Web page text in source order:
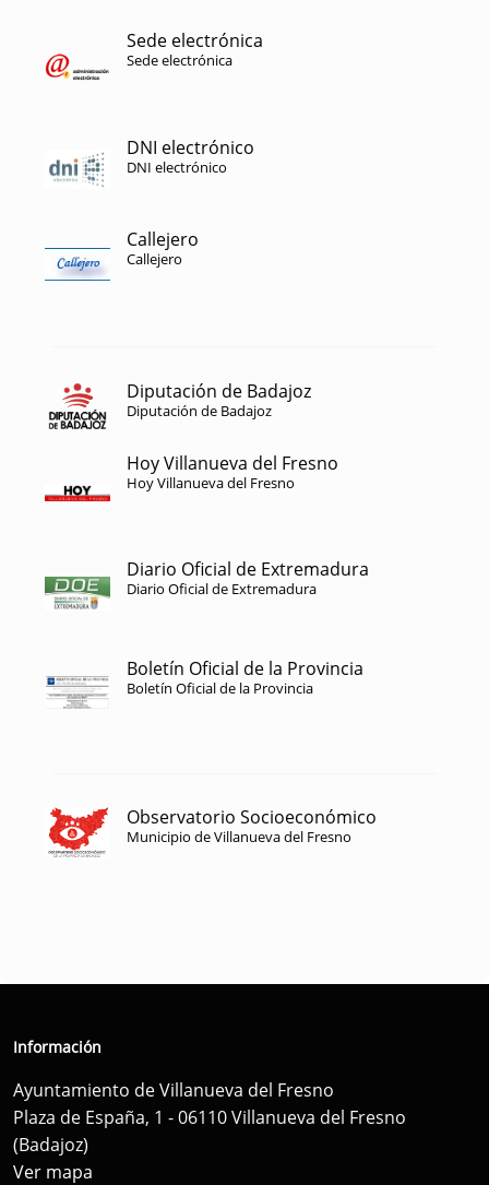
Sede electrónica
Sede electrónica
DNI electrónico
DNI electrónico
Callejero
Callejero
Diputación de Badajoz
Diputación de Badajoz
Hoy Villanueva del Fresno
Hoy Villanueva del Fresno
Diario Oficial de Extremadura
Diario Oficial de Extremadura
Boletín Oficial de la Provincia
Boletín Oficial de la Provincia
Observatorio Socioeconómico
Municipio de Villanueva del Fresno
Información
Ayuntamiento de Villanueva del Fresno
Plaza de España, 1 - 06110 Villanueva del Fresno
(Badajoz)
Ver mapa